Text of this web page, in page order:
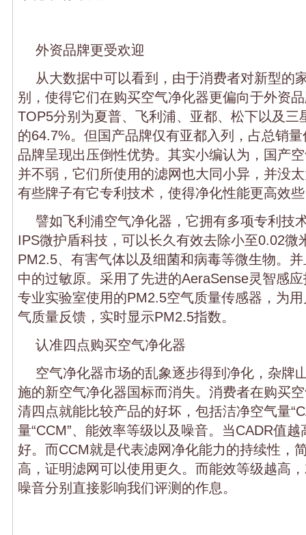
外资品牌更受欢迎
从大数据中可以看到，由于消费者对新型的
别，使得它们在购买空气净化器更偏向于外资
TOP5分别为夏普、飞利浦、亚都、松下以及三
的64.7%。但国产品牌仅有亚都入列，占总销
品牌呈现出压倒性优势。其实小编认为，国产
并不弱，它们所使用的滤网也大同小异，并没
有些牌子有它专利技术，使得净化性能更高效
譬如飞利浦空气净化器，它拥有多项专利技
IPS微护盾科技，可以长久有效去除小至0.02微
PM2.5、有害气体以及细菌和病毒等微生物。
中的过敏原。采用了先进的AeraSense灵智感
专业实验室使用的PM2.5空气质量传感器，为
气质量反馈，实时显示PM2.5指数。
认准四点购买空气净化器
空气净化器市场的乱象逐步得到净化，杂牌
施的新空气净化器国标而消失。消费者在购买
清四点就能比较产品的好坏，包括洁净空气量
量“CCM”、能效率等级以及噪音。当CADR值
好。而CCM就是代表滤网净化能力的持续性，
高，证明滤网可以使用更久。而能效等级越高
噪音分别直接影响我们评测的作息。